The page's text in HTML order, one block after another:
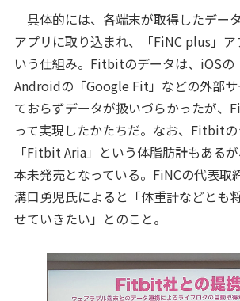
具体的には、各端末が取得したデー
アプリに取り込まれ、「FiNC plus」ア
いう仕組み。Fitbitのデータは、iOSの
Androidの「Google Fit」などの外部サ
ておらずデータが扱いづらかったが、
って実現したかたちだ。なお、Fitbit
「Fitbit Aria」という体脂肪計もある
本未発売となっている。FiNCの代表取
溝口勇児氏によると「体重計などとも
せていきたい」とのこと。